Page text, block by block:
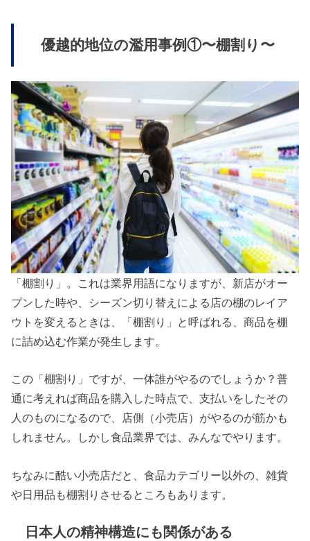
優越的地位の濫用事例①〜棚割り〜
「棚割り」。これは業界用語になりますが、新店がオー
プンした時や、シーズン切り替えによる店の棚のレイア
ウトを変えるときは、「棚割り」と呼ばれる、商品を棚
に詰め込む作業が発生します。
この「棚割り」ですが、一体誰がやるのでしょうか？普
通に考えれば商品を購入した時点で、支払いをしたその
人のものになるので、店側（小売店）がやるのが筋かも
しれません。しかし食品業界では、みんなでやります。
ちなみに酷い小売店だと、食品カテゴリー以外の、雑貨
や日用品も棚割りさせるところもあります。
日本人の精神構造にも関係がある